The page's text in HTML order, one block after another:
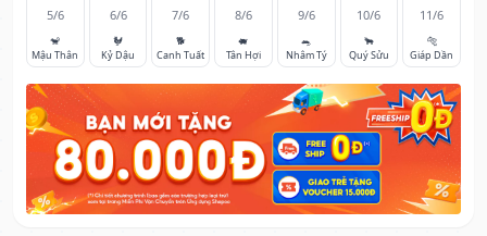
5/6
🐒
Mậu Thân
6/6
🐓
Kỷ Dậu
7/6
🐕
Canh Tuất
8/6
🐖
Tân Hợi
9/6
🐀
Nhâm Tý
10/6
🐂
Quý Sửu
11/6
🐅
Giáp Dần